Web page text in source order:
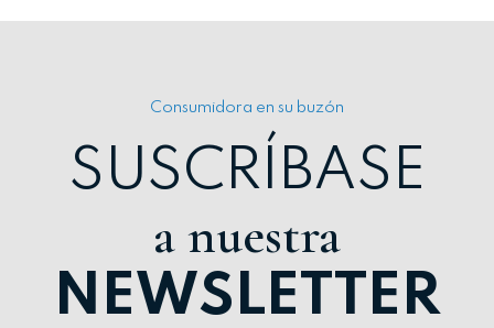
Consumidora en su buzón
SUSCRÍBASE
a nuestra
NEWSLETTER